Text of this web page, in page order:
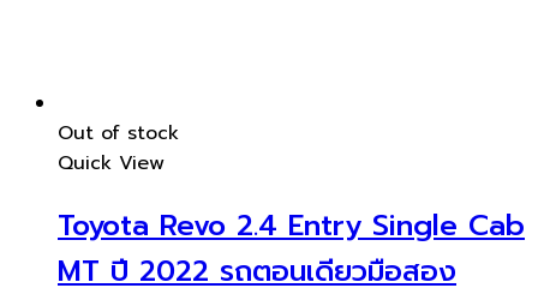
Out of stock
Quick View
Toyota Revo 2.4 Entry Single Cab
MT ปี 2022 รถตอนเดียวมือสอง